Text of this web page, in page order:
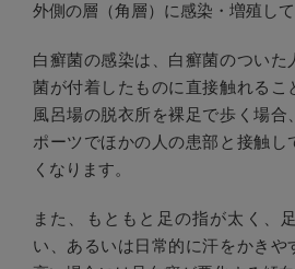
外側の層（角層）に感染・増殖して
白癬菌の感染は、白癬菌のついた
菌が付着したものに直接触れるこ
風呂場の脱衣所を裸足で歩く場合
ポーツでほかの人の患部と接触し
くなります。
また、もともと足の指が太く、
い、あるいは日常的に汗をかきや